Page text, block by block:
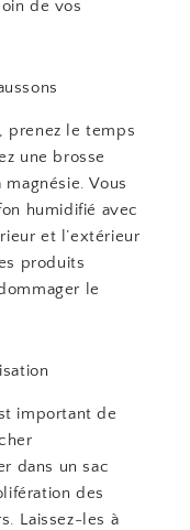
de vos
prenez le temps
une brosse
Vous
humidifié avec
et l’extérieur
produits
le
important de
dans un sac
des
Laissez-les à